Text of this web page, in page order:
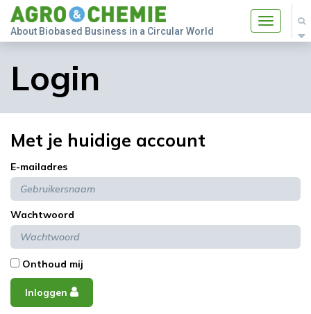
Toggle
About Biobased Business in a Circular World
Login
Met je huidige account
E-mailadres
Wachtwoord
Onthoud mij
Inloggen